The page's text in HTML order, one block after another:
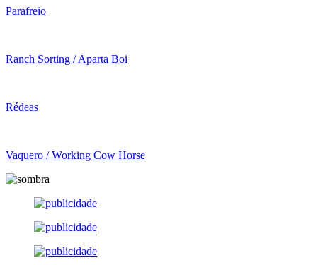
Parafreio
Ranch Sorting / Aparta Boi
Rédeas
Vaquero / Working Cow Horse